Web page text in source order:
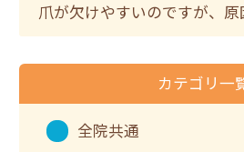
爪が欠けやすいのですが、
カテゴリ一
全院共通